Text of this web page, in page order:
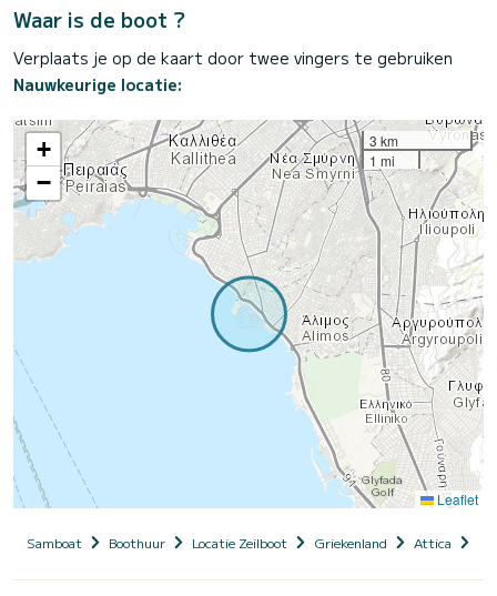
Waar is de boot ?
Verplaats je op de kaart door twee vingers te gebruiken
Nauwkeurige locatie:
+
−
3 km
1 mi
Leaflet
Samboat Boothuur Locatie Zeilboot Griekenland Attica